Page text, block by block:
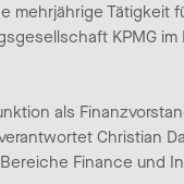
mehrjährige Tätigkeit
KPMG im
als
Christian
Finance und